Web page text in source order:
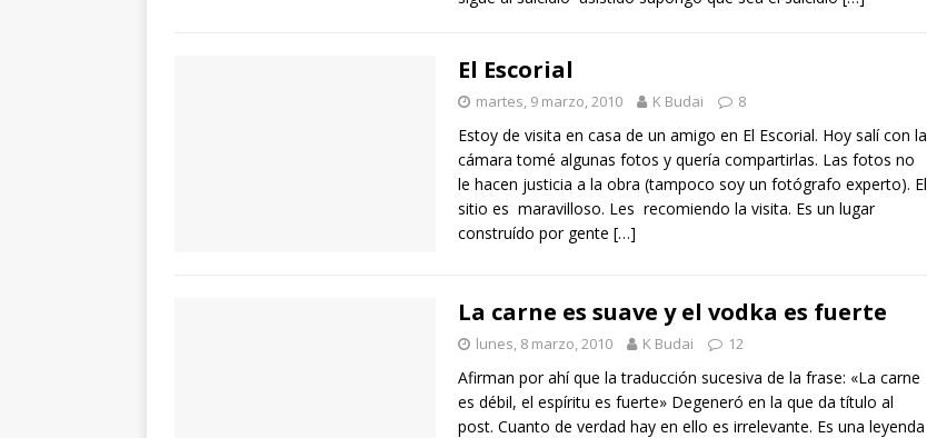
El Escorial
martes, 9 marzo, 2010 K Budai 8
Estoy de visita en casa de un amigo en El Escorial. Hoy salí con la
cámara tomé algunas fotos y quería compartirlas. Las fotos no
le hacen justicia a la obra (tampoco soy un fotógrafo experto). El
sitio es maravilloso. Les recomiendo la visita. Es un lugar
construído por gente […]
La carne es suave y el vodka es fuerte
lunes, 8 marzo, 2010 K Budai 12
Afirman por ahí que la traducción sucesiva de la frase: «La carne
es débil, el espíritu es fuerte» Degeneró en la que da título al
post. Cuanto de verdad hay en ello es irrelevante. Es una leyenda